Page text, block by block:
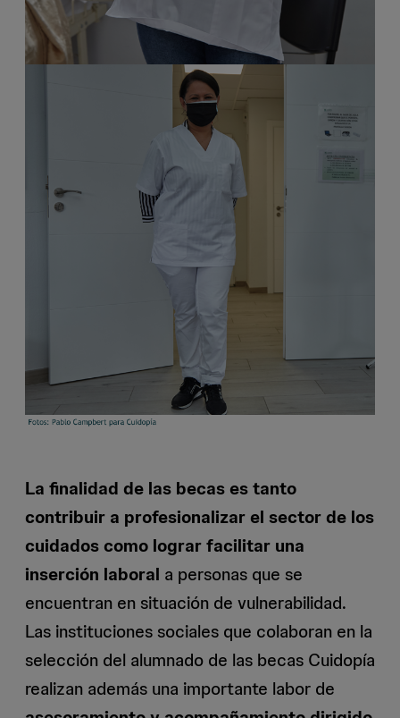
La finalidad de las becas es tanto
contribuir a profesionalizar el sector de los
cuidados como lograr facilitar una
inserción laboral a personas que se
encuentran en situación de vulnerabilidad.
Las instituciones sociales que colaboran en la
selección del alumnado de las becas Cuidopía
realizan además una importante labor de